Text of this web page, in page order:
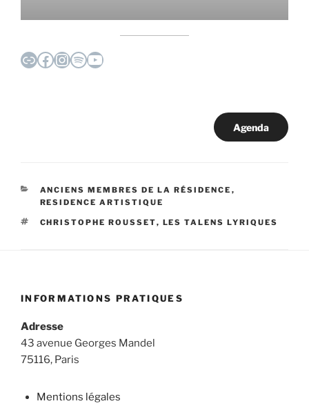
LienFacebook
Instagram
Spotify
YouTube
Agenda
CATÉGORIES
ANCIENS MEMBRES DE LA RÉSIDENCE ,
RESIDENCE ARTISTIQUE
ÉTIQUETTES
CHRISTOPHE ROUSSET, LES TALENS LYRIQUES
INFORMATIONS PRATIQUES
Adresse
43 avenue Georges Mandel
75116, Paris
Mentions légales